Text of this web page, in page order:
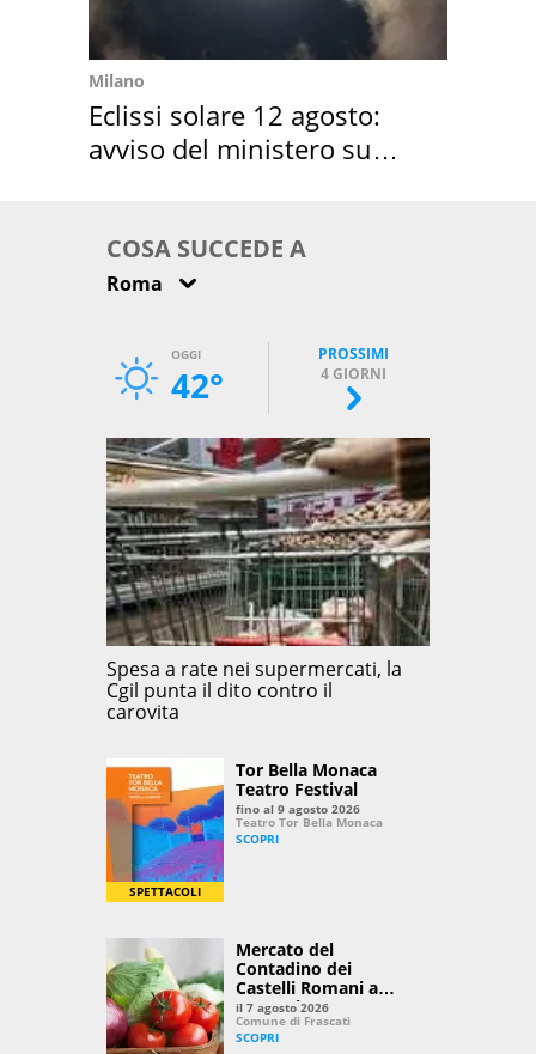
Milano
Eclissi solare 12 agosto:
avviso del ministero su